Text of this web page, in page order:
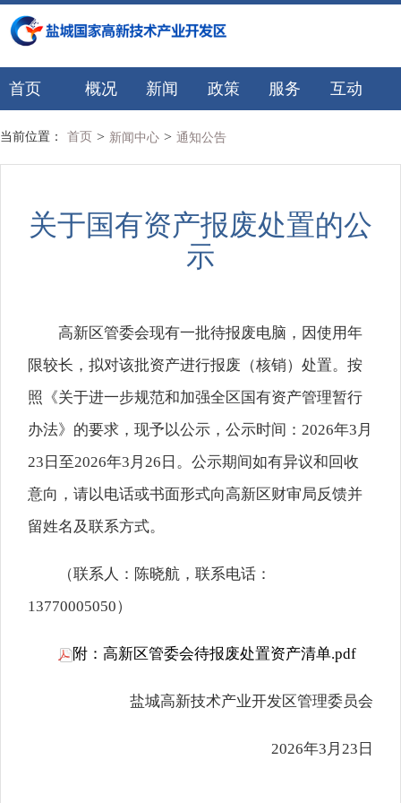
首页 概况 新闻 政策 服务 互动
当前位置： 首页 > 新闻中心 > 通知公告
关于国有资产报废处置的公
示
高新区管委会现有一批待报废电脑，因使用年
限较长，拟对该批资产进行报废（核销）处置。按
照《关于进一步规范和加强全区国有资产管理暂行
办法》的要求，现予以公示，公示时间：2026年3月
23日至2026年3月26日。公示期间如有异议和回收
意向，请以电话或书面形式向高新区财审局反馈并
留姓名及联系方式。
（联系人：陈晓航，联系电话：
13770005050）
附：高新区管委会待报废处置资产清单.pdf
盐城高新技术产业开发区管理委员会
2026年3月23日